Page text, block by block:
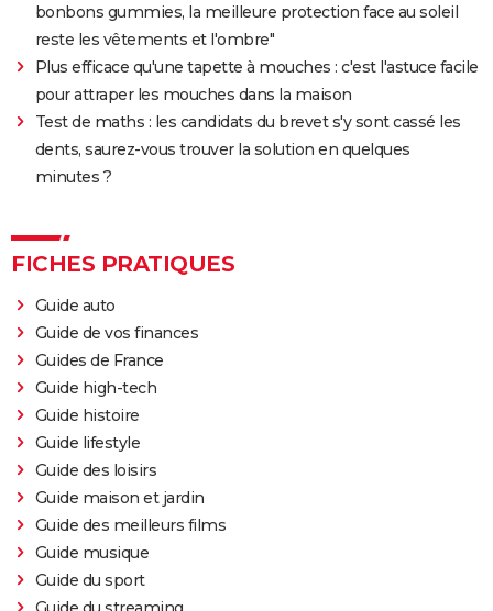
bonbons gummies, la meilleure protection face au soleil
reste les vêtements et l'ombre"
Plus efficace qu'une tapette à mouches : c'est l'astuce facile
pour attraper les mouches dans la maison
Test de maths : les candidats du brevet s'y sont cassé les
dents, saurez-vous trouver la solution en quelques
minutes ?
FICHES PRATIQUES
Guide auto
Guide de vos finances
Guides de France
Guide high-tech
Guide histoire
Guide lifestyle
Guide des loisirs
Guide maison et jardin
Guide des meilleurs films
Guide musique
Guide du sport